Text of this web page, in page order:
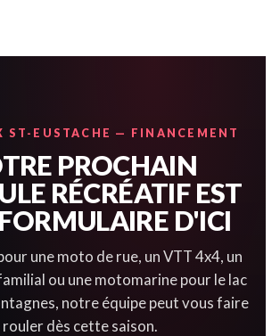
ST-EUSTACHE — FINANCEMENT
PROCHAIN
RÉCRÉATIF EST
D'ICI
une moto de rue, un VTT 4x4, un
ou une motomarine pour le lac
notre équipe peut vous faire
rouler dès cette saison.